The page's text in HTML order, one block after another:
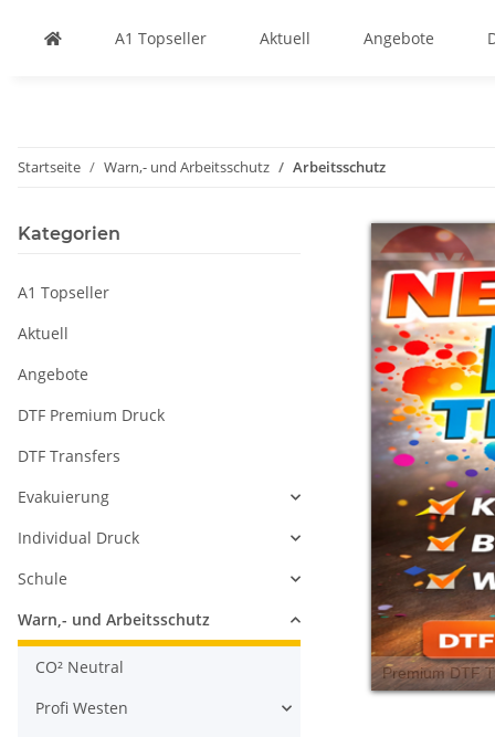
A1 Topseller Aktuell Angebote
Startseite Warn,- und Arbeitsschutz Arbeitsschutz
Kategorien
A1 Topseller
Aktuell
Angebote
DTF Premium Druck
DTF Transfers
Evakuierung
Individual Druck
Schule
Warn,- und Arbeitsschutz
CO² Neutral
Profi Westen